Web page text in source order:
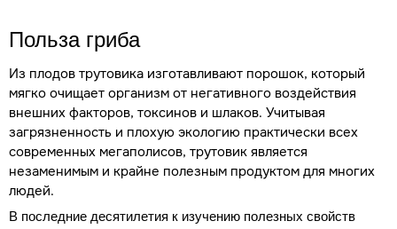
Польза гриба
Из плодов трутовика изготавливают порошок, который
мягко очищает организм от негативного воздействия
внешних факторов, токсинов и шлаков. Учитывая
загрязненность и плохую экологию практически всех
современных мегаполисов, трутовик является
незаменимым и крайне полезным продуктом для многих
людей.
В последние десятилетия к изучению полезных свойств